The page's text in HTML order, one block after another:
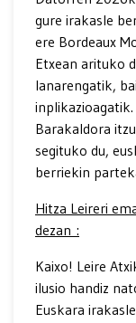
gure irakasle
ere Bordeaux
Etxean arituko
lanarengatik,
Barakaldora
segituko du,
berriekin
Hitza Leireri
dezan :
Kaixo! Leire
ilusio handiz
Euskara